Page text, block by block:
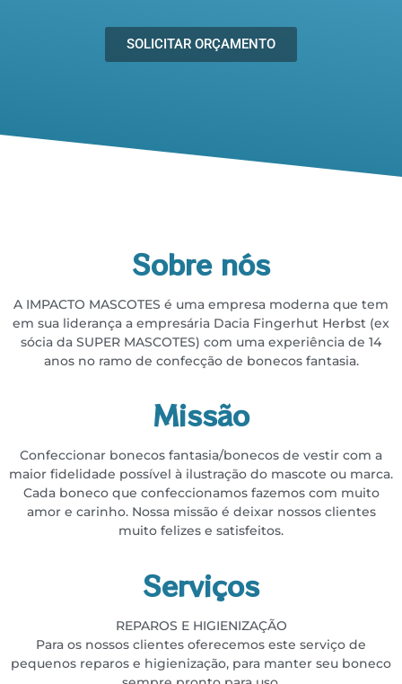
SOLICITAR ORÇAMENTO
Sobre nós
A IMPACTO MASCOTES é uma empresa moderna que tem
em sua liderança a empresária Dacia Fingerhut Herbst (ex
sócia da SUPER MASCOTES) com uma experiência de 14
anos no ramo de confecção de bonecos fantasia.
Missão
Confeccionar bonecos fantasia/bonecos de vestir com a
maior fidelidade possível à ilustração do mascote ou marca.
Cada boneco que confeccionamos fazemos com muito
amor e carinho. Nossa missão é deixar nossos clientes
muito felizes e satisfeitos.
Serviços
REPAROS E HIGIENIZAÇÃO
Para os nossos clientes oferecemos este serviço de
pequenos reparos e higienização, para manter seu boneco